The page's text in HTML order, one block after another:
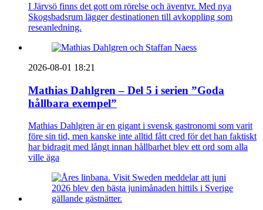
I Järvsö finns det gott om rörelse och äventyr. Med nya
Skogsbadsrum lägger destinationen till avkoppling som
reseanledning.
2026-08-01 18:21
Mathias Dahlgren – Del 5 i serien ”Goda
hållbara exempel”
Mathias Dahlgren är en gigant i svensk gastronomi som varit
före sin tid, men kanske inte alltid fått cred för det han faktiskt
har bidragit med långt innan hållbarhet blev ett ord som alla
ville äga